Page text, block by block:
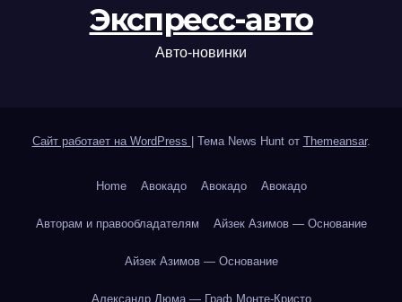
Экспресс-авто
Авто-новинки
Сайт работает на WordPress Тема News Hunt от Themeansar.
Home Авокадо Авокадо Авокадо
Авторам и правообладателям Айзек Азимов — Основание
Айзек Азимов — Основание
Александр Дюма — Граф Монте-Кристо